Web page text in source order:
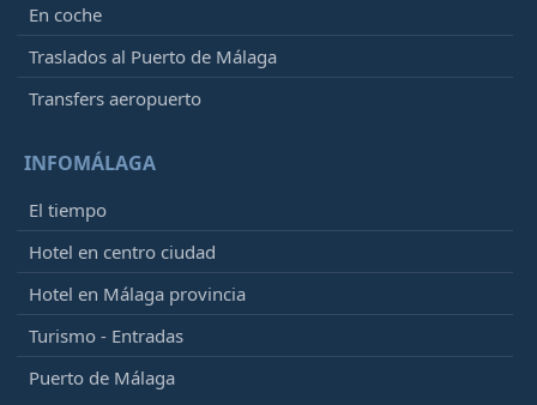
En coche
Traslados al Puerto de Málaga
Transfers aeropuerto
INFOMÁLAGA
El tiempo
Hotel en centro ciudad
Hotel en Málaga provincia
Turismo - Entradas
Puerto de Málaga